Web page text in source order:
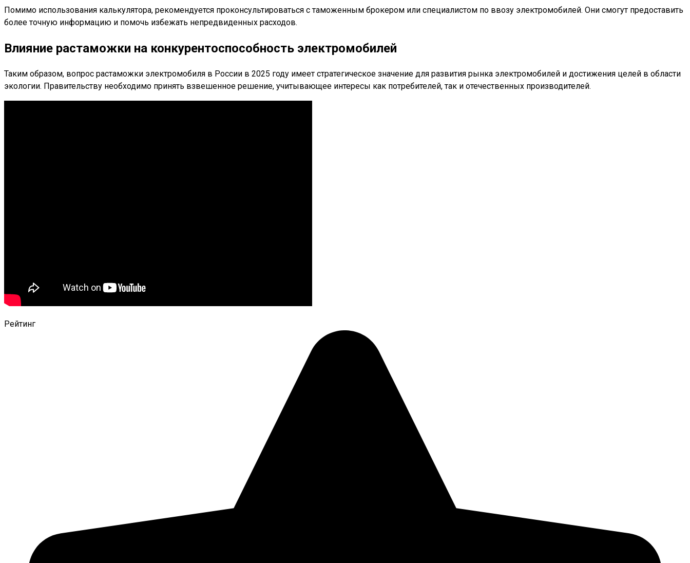
Помимо использования калькулятора, рекомендуется проконсультироваться с таможенным брокером или специалистом по ввозу электромобилей. Они смогут предоставить
более точную информацию и помочь избежать непредвиденных расходов.
Влияние растаможки на конкурентоспособность электромобилей
Таким образом, вопрос растаможки электромобиля в России в 2025 году имеет стратегическое значение для развития рынка электромобилей и достижения целей в области
экологии. Правительству необходимо принять взвешенное решение, учитывающее интересы как потребителей, так и отечественных производителей.
Рейтинг